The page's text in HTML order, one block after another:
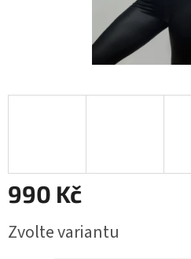
990 Kč
cena:
Zvolte variantu